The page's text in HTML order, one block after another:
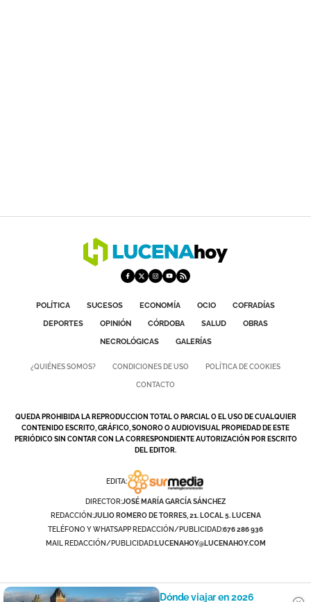
POLÍTICA SUCESOS ECONOMÍA OCIO
COFRADÍAS
DEPORTES
OPINIÓN CÓRDOBA SALUD
OBRAS
NECROLÓGICAS
GALERÍAS
¿QUIÉNES SOMOS? CONDICIONES DE USO POLÍTICA DE COOKIES
CONTACTO
QUEDA PROHIBIDA LA REPRODUCCION TOTAL O PARCIAL O EL USO DE CUALQUIER
CONTENIDO ESCRITO, GRÁFICO, SONORO O AUDIOVISUAL PROPIEDAD DE ESTE
PERIÓDICO SIN CONTAR CON LA CORRESPONDIENTE AUTORIZACIÓN POR ESCRITO
DEL EDITOR.
EDITA:
DIRECTOR:JOSÉ MARÍA GARCÍA SÁNCHEZ
REDACCIÓN:JULIO ROMERO DE TORRES, 21. LOCAL 5. LUCENA
TELÉFONO Y WHATSAPP REDACCIÓN/PUBLICIDAD:676 286 936
MAIL REDACCIÓN/PUBLICIDAD:LUCENAHOY@LUCENAHOY.COM
Dónde viajar en 2026